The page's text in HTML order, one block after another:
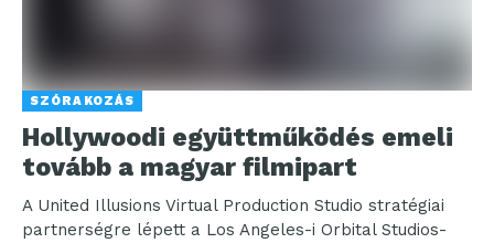
SZÓRAKOZÁS
Hollywoodi együttműködés emeli
tovább a magyar filmipart
A United Illusions Virtual Production Studio stratégiai
partnerségre lépett a Los Angeles-i Orbital Studios-